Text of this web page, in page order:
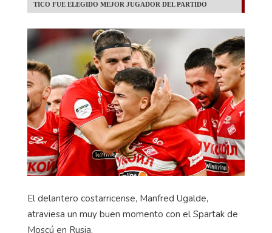
TICO FUE ELEGIDO MEJOR JUGADOR DEL PARTIDO
El delantero costarricense, Manfred Ugalde,
atraviesa un muy buen momento con el Spartak de
Moscú en Rusia.